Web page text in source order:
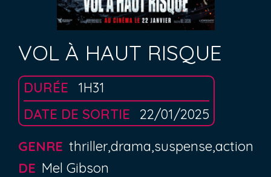
VOL À HAUT RISQUE
DURÉE
1H31
DATE DE SORTIE
22/01/2025
GENRE thriller,drama,suspense,action
DE Mel Gibson